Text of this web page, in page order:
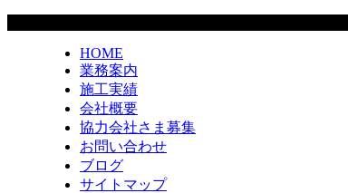
HOME
業務案内
施工実績
会社概要
協力会社さま募集
お問い合わせ
ブログ
サイトマップ